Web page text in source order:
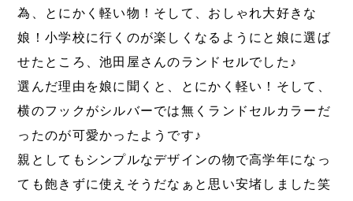
為、とにかく軽い物！そして、おしゃれ大好きな
娘！小学校に行くのが楽しくなるようにと娘に選ば
せたところ、池田屋さんのランドセルでした♪
選んだ理由を娘に聞くと、とにかく軽い！そして、
横のフックがシルバーでは無くランドセルカラーだ
ったのが可愛かったようです♪
親としてもシンプルなデザインの物で高学年になっ
ても飽きずに使えそうだなぁと思い安堵しました笑